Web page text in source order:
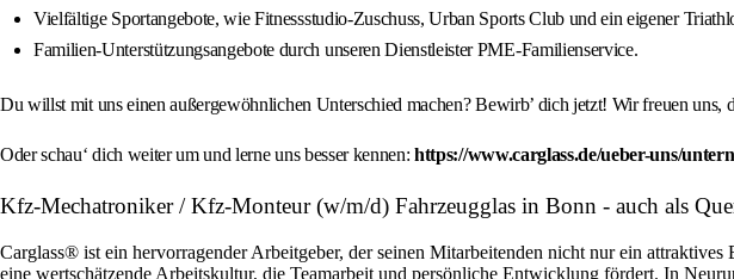
Vielfältige Sportangebote, wie Fitnessstudio-Zuschuss, Urban Sports Club und ein eigener
Familien-Unterstützungsangebote durch unseren Dienstleister PME-Familienservice.
Du willst mit uns einen außergewöhnlichen Unterschied machen? Bewirb’ dich jetzt! Wir freuen uns,
Oder schau‘ dich weiter um und lerne uns besser kennen:https://www.carglass.de/ueber-uns/
Kfz-Mechatroniker / Kfz-Monteur (w/m/d) Fahrzeugglas in Bonn - auch als
Carglass® ist ein hervorragender Arbeitgeber, der seinen Mitarbeitenden nicht nur ein
eine wertschätzende Arbeitskultur, die Teamarbeit und persönliche Entwicklung fördert. In